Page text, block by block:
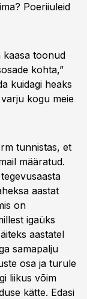
Poeriiuleid
kaasa toonud
kohta,”
kuidagi heaks
kogu meie
tunnistas, et
määratud.
aastat
on
igaüks
aastatel
samapalju
osa ja turule
liikus võim
kätte. Edasi